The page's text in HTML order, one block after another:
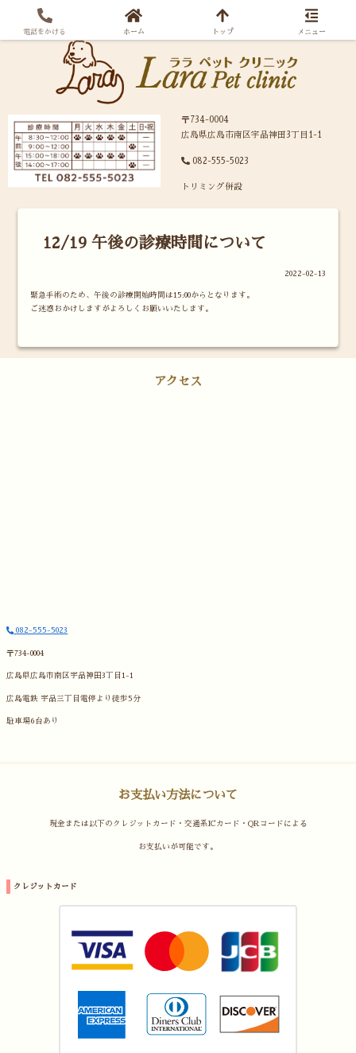
〒734-0004
広島県広島市南区宇品神田3丁目1-1
082-555-5023
トリミング併設
12/19 午後の診療時間について
2022-02-13
緊急手術のため、午後の診療開始時間は15:00からとなります。
ご迷惑おかけしますがよろしくお願いいたします。
アクセス
082-555-5023
〒734-0004
広島県広島市南区宇品神田3丁目1-1
広島電鉄 宇品三丁目電停より徒歩5分
駐車場6台あり
お支払い方法について
現金または以下のクレジットカード・交通系ICカード・QRコードによる
お支払いが可能です。
クレジットカード
電話をかける ホーム トップ メニュー